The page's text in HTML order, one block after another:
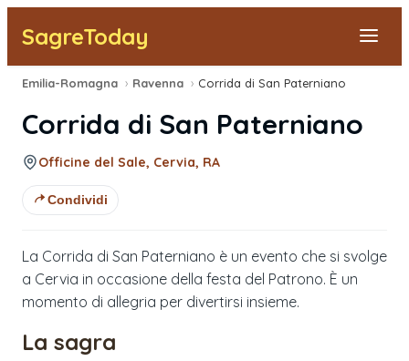
SagreToday
Segnala una sagra
Vicino a Me
Emilia-Romagna › Ravenna › Corrida di San Paterniano
Corrida di San Paterniano
Officine del Sale, Cervia, RA
Condividi
La Corrida di San Paterniano è un evento che si svolge
a Cervia in occasione della festa del Patrono. È un
momento di allegria per divertirsi insieme.
La sagra